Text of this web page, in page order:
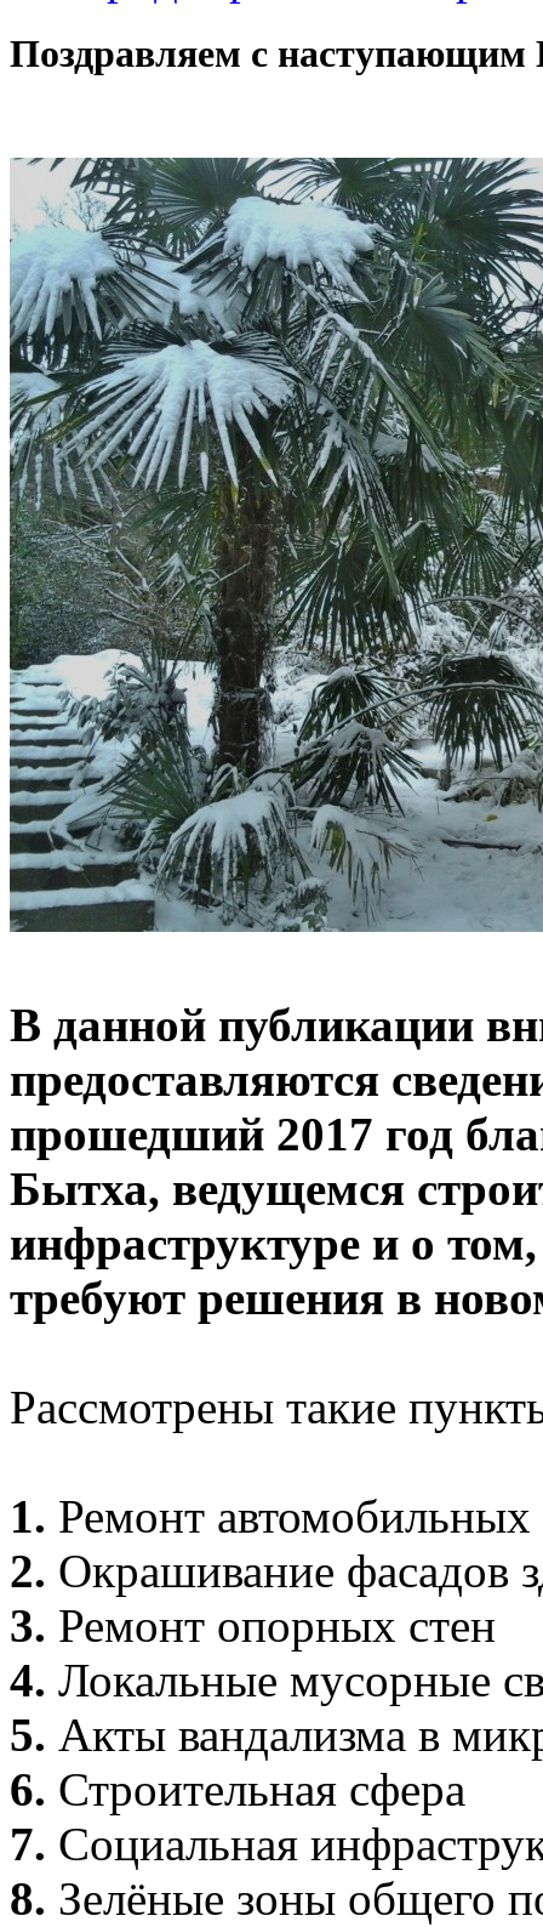
Поздравляем с
В данной публикации
предоставляются
прошедший 2017 год
Бытха, ведущемся
инфраструктуре и о
требуют решения в
Рассмотрены такие
1. Ремонт автомобильных
2. Окрашивание фасадов
3. Ремонт опорных стен
4. Локальные мусорные
5. Акты вандализма в
6. Строительная сфера
7. Социальная
8. Зелёные зоны общего